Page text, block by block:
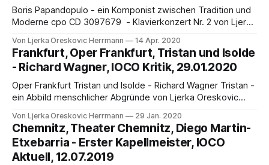
Boris Papandopulo - ein Komponist zwischen Tradition und
Moderne cpo CD 3097679 - Klavierkonzert Nr. 2 von Ljerka
Namen mit „Neu- oder Wieder-Entdeckungen“ gemacht –
dazu gehört auch die Veröffentlichungen von CDs mit
Werken des kroatischen Komponisten Boris Papandopulo.
"Wer bitte soll
Von Ljerka Oreskovic Herrmann 14 Apr. 2020
Frankfurt, Oper Frankfurt, Tristan und Isolde
- Richard Wagner, IOCO Kritik, 29.01.2020
Oper Frankfurt Tristan und Isolde - Richard Wagner Tristan -
ein Abbild menschlicher Abgründe von Ljerka Oreskovic
sogenannten Braunen Buch von Richard Wagner ein Entwurf
für eine Beethoven-Schrift, in der dieser schreibt: „Die
Wirkung des Schönen ist erst die Bedingung für den
Von Ljerka Oreskovic Herrmann 29 Jan. 2020
Chemnitz, Theater Chemnitz, Diego Martin-
Etxebarria - Erster Kapellmeister, IOCO
Aktuell, 12.07.2019